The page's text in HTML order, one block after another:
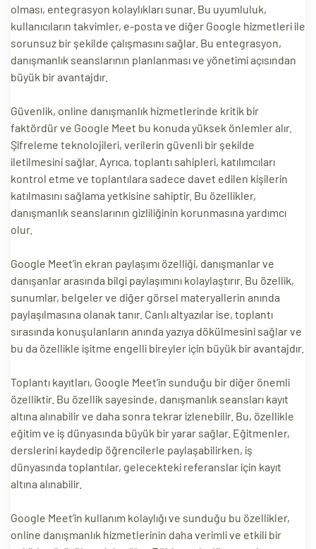
olması, entegrasyon kolaylıkları sunar. Bu uyumluluk,
kullanıcıların takvimler, e-posta ve diğer Google hizmetleri ile
sorunsuz bir şekilde çalışmasını sağlar. Bu entegrasyon,
danışmanlık seanslarının planlanması ve yönetimi açısından
büyük bir avantajdır.
Güvenlik, online danışmanlık hizmetlerinde kritik bir
faktördür ve Google Meet bu konuda yüksek önlemler alır.
Şifreleme teknolojileri, verilerin güvenli bir şekilde
iletilmesini sağlar. Ayrıca, toplantı sahipleri, katılımcıları
kontrol etme ve toplantılara sadece davet edilen kişilerin
katılmasını sağlama yetkisine sahiptir. Bu özellikler,
danışmanlık seanslarının gizliliğinin korunmasına yardımcı
olur.
Google Meet’in ekran paylaşımı özelliği, danışmanlar ve
danışanlar arasında bilgi paylaşımını kolaylaştırır. Bu özellik,
sunumlar, belgeler ve diğer görsel materyallerin anında
paylaşılmasına olanak tanır. Canlı altyazılar ise, toplantı
sırasında konuşulanların anında yazıya dökülmesini sağlar ve
bu da özellikle işitme engelli bireyler için büyük bir avantajdır.
Toplantı kayıtları, Google Meet’in sunduğu bir diğer önemli
özelliktir. Bu özellik sayesinde, danışmanlık seansları kayıt
altına alınabilir ve daha sonra tekrar izlenebilir. Bu, özellikle
eğitim ve iş dünyasında büyük bir yarar sağlar. Eğitmenler,
derslerini kaydedip öğrencilerle paylaşabilirken, iş
dünyasında toplantılar, gelecekteki referanslar için kayıt
altına alınabilir.
Google Meet’in kullanım kolaylığı ve sunduğu bu özellikler,
online danışmanlık hizmetlerinin daha verimli ve etkili bir